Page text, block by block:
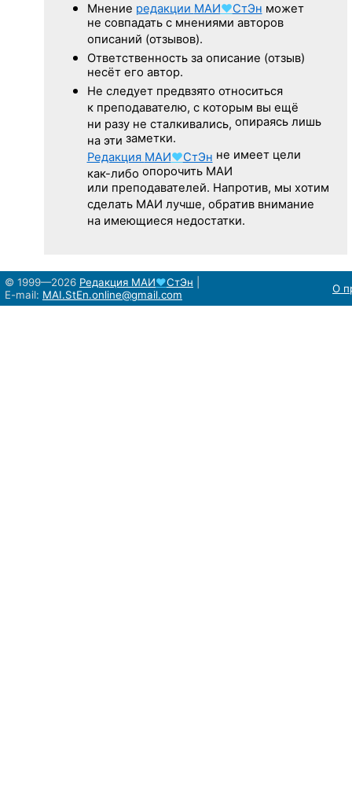
Мнение редакции МАИ♥СтЭн может
не совпадать с мнениями авторов
описаний (отзывов).
Ответственность за описание (отзыв)
несёт его автор.
Не следуетпредвзято относиться
к преподавателю, с которым вы ещё
ни разу не сталкивались, опираясь лишь
на эти заметки.
Редакция МАИ♥СтЭн не имеет цели
как-либо опорочить МАИ
или преподавателей. Напротив, мы хотим
сделать МАИ лучше, обратив внимание
на имеющиеся недостатки.
© 1999—2026 Редакция МАИ♥СтЭн
E-mail: MAI.StEn.online@gmail.com О